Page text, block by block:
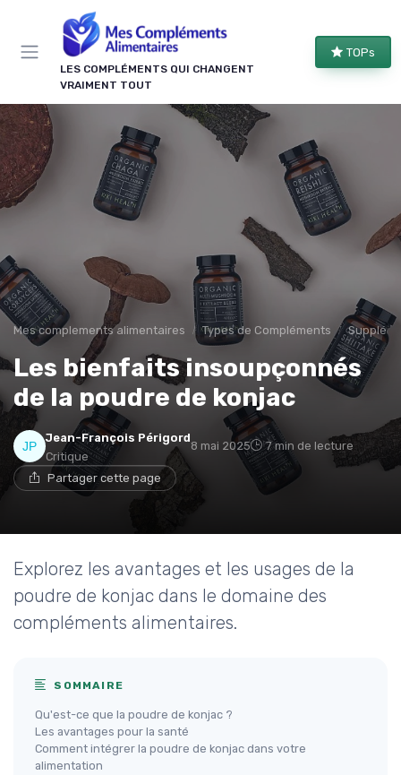
LES COMPLÉMENTS QUI CHANGENT
VRAIMENT TOUT
TOPs
Mes complements alimentaires Types de Compléments
Les bienfaits insoupçonnés
de la poudre de konjac
Jean-François Périgord
Critique
8 mai 2025 7 min de lecture
Partager cette page
Explorez les avantages et les usages de la
poudre de konjac dans le domaine des
compléments alimentaires.
SOMMAIRE
Qu'est-ce que la poudre de konjac ?
Les avantages pour la santé
Comment intégrer la poudre de konjac dans votre
alimentation
Panneau de gestion des cookies